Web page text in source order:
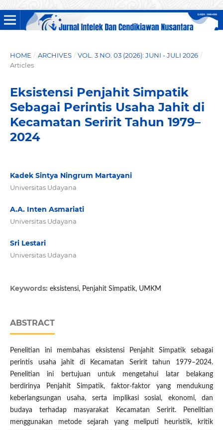
HOME / ARCHIVES / VOL. 3 NO. 03 (2026): JUNI - JULI 2026 /
Articles
Eksistensi Penjahit Simpatik
Sebagai Perintis Usaha Jahit di
Kecamatan Seririt Tahun 1979–
2024
Kadek Sintya Ningrum Martayani
Universitas Udayana
A.A. Inten Asmariati
Universitas Udayana
Sri Lestari
Universitas Udayana
Keywords: eksistensi, Penjahit Simpatik, UMKM
ABSTRACT
Penelitian ini membahas eksistensi Penjahit Simpatik sebagai
perintis usaha jahit di Kecamatan Seririt tahun 1979–2024.
Penelitian ini bertujuan untuk mengetahui latar belakang
berdirinya Penjahit Simpatik, faktor-faktor yang mendukung
keberlangsungan usaha, serta implikasi sosial, ekonomi, dan
budaya terhadap masyarakat Kecamatan Seririt. Penelitian
menggunakan metode sejarah yang meliputi heuristik, kritik